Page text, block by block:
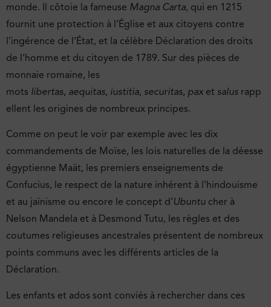
monde. Il côtoie la fameuse Magna Carta, qui en 1215
fournit une protection à l’Église et aux citoyens contre
l’ingérence de l’État, et la célèbre Déclaration des droits
de l’homme et du citoyen de 1789. Sur des pièces de
monnaie romaine, les
mots libertas, aequitas, iustitia, securitas, pax et salus rapp
ellent les origines de nombreux principes.
Comme on peut le voir par exemple avec les dix
commandements de Moïse, les lois naturelles de la déesse
égyptienne Maät, les premiers enseignements de
Confucius, le respect de la nature inhérent à l’hindouisme
et au jaïnisme ou encore le concept d’Ubuntu cher à
Nelson Mandela et à Desmond Tutu, les règles et des
coutumes religieuses ancestrales présentent de nombreux
points communs avec les différents articles de la
Déclaration.
Les enfants et ados sont conviés à rechercher dans ces